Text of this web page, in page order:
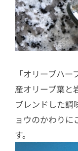
き
10おすす
11おす
ーム
13おす
「オリーブハ
産オリーブ葉と
ブレンドした調
ョウのかわりに
す。